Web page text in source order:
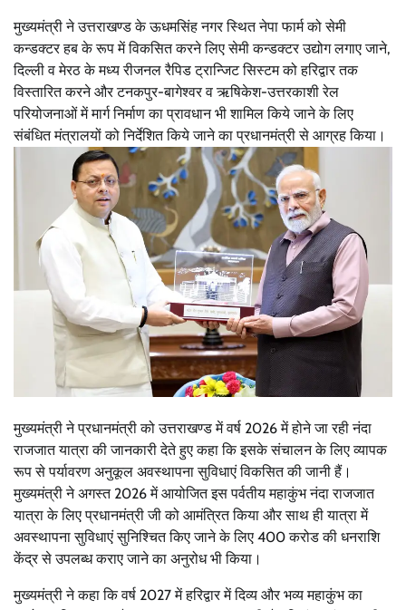
मुख्यमंत्री ने उत्तराखण्ड के ऊधमसिंह नगर स्थित नेपा फार्म को सेमी
कन्डक्टर हब के रूप में विकसित करने लिए सेमी कन्डक्टर उद्योग लगाए जाने,
दिल्ली व मेरठ के मध्य रीजनल रैपिड ट्रान्जिट सिस्टम को हरिद्वार तक
विस्तारित करने और टनकपुर-बागेश्वर व ऋषिकेश-उत्तरकाशी रेल
परियोजनाओं में मार्ग निर्माण का प्रावधान भी शामिल किये जाने के लिए
संबंधित मंत्रालयों को निर्देशित किये जाने का प्रधानमंत्री से आग्रह किया।
मुख्यमंत्री ने प्रधानमंत्री को उत्तराखण्ड में वर्ष 2026 में होने जा रही नंदा
राजजात यात्रा की जानकारी देते हुए कहा कि इसके संचालन के लिए व्यापक
रूप से पर्यावरण अनुकूल अवस्थापना सुविधाएं विकसित की जानी हैं।
मुख्यमंत्री ने अगस्त 2026 में आयोजित इस पर्वतीय महाकुंभ नंदा राजजात
यात्रा के लिए प्रधानमंत्री जी को आमंत्रित किया और साथ ही यात्रा में
अवस्थापना सुविधाएं सुनिश्चित किए जाने के लिए 400 करोड की धनराशि
केंद्र से उपलब्ध कराए जाने का अनुरोध भी किया।
मुख्यमंत्री ने कहा कि वर्ष 2027 में हरिद्वार में दिव्य और भव्य महाकुंभ का